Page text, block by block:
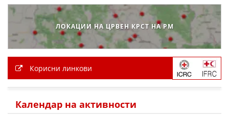
ЛОКАЦИИ НА ЦРВЕН КРСТ НА РМ
Корисни линкови
Календар на активности